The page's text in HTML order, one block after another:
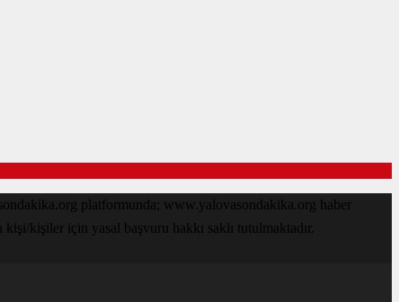
platformunda; www.yalovasondakika.org haber
kişiler için yasal başvuru hakkı saklı tutulmaktadır.